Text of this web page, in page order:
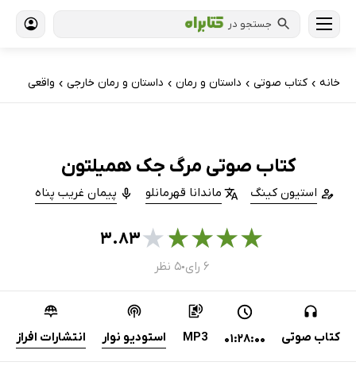
جستجو در
خانه › کتاب‌ صوتی › داستان و رمان › داستان و رمان خارجی › واقعی
کتاب صوتی مرگ جک همیلتون
استیون کینگ ماندانا قهرمانلو پیمان غریب پناه
★
★
★
★
★۳.۸۳
۶ رای ●۵ نظر
کتاب صوتی 01:28:00
MP3 استودیو نوار انتشارات افراز